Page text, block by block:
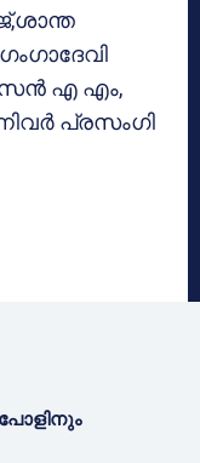
എ എം,
പ്രസംഗി